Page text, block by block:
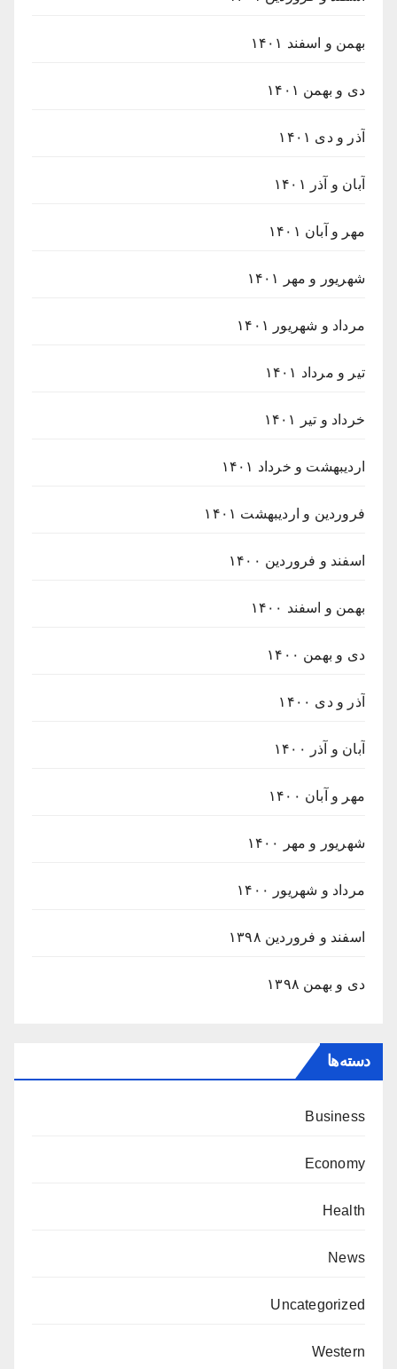
بهمن و اسفند ۱۴۰۱
دی و بهمن ۱۴۰۱
آذر و دی ۱۴۰۱
آبان و آذر ۱۴۰۱
مهر و آبان ۱۴۰۱
شهریور و مهر ۱۴۰۱
مرداد و شهریور ۱۴۰۱
تیر و مرداد ۱۴۰۱
خرداد و تیر ۱۴۰۱
اردیبهشت و خرداد ۱۴۰۱
فروردین و اردیبهشت ۱۴۰۱
اسفند و فروردین ۱۴۰۰
بهمن و اسفند ۱۴۰۰
دی و بهمن ۱۴۰۰
آذر و دی ۱۴۰۰
آبان و آذر ۱۴۰۰
مهر و آبان ۱۴۰۰
شهریور و مهر ۱۴۰۰
مرداد و شهریور ۱۴۰۰
اسفند و فروردین ۱۳۹۸
دی و بهمن ۱۳۹۸
دسته‌ها
Business
Economy
Health
News
Uncategorized
Western